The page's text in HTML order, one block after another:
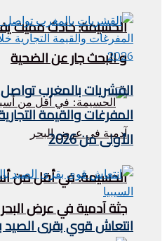
الحسيمة: حادث مميت
و البحث جار عن الضحية
الحسيمة: في أقل من
جثة آدمية في عرض البحر
القشريات بالمغرب
المفرغات والقيمة
الأولى من 2026
انتعاش قوي بقرى الصيد